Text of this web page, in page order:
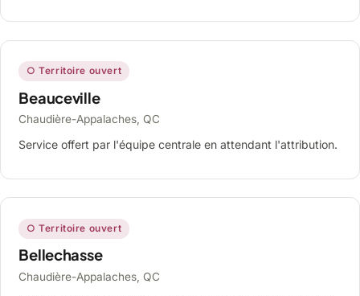
○ Territoire ouvert
Beauceville
Chaudière-Appalaches, QC
Service offert par l'équipe centrale en attendant l'attribution.
○ Territoire ouvert
Bellechasse
Chaudière-Appalaches, QC